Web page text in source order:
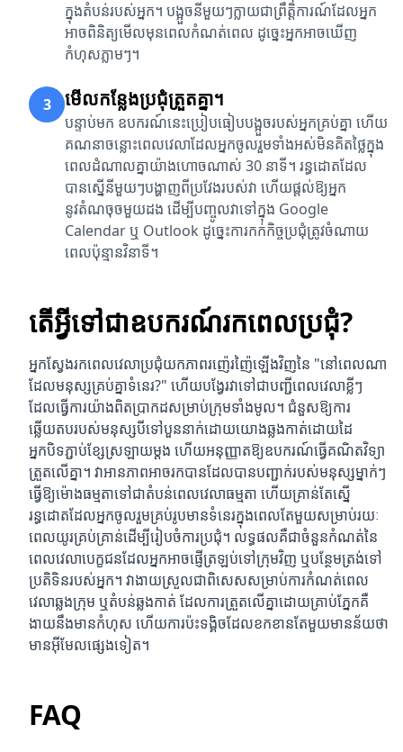
ក្នុងតំបន់របស់អ្នក។ បង្អួចនីមួយៗក្លាយជាព្រឹត្តិការណ៍ដែលអ្នក
អាចពិនិត្យមើលមុនពេលកំណត់ពេល ដូច្នេះអ្នកអាចឃើញ
កំហុសភ្លាមៗ។
3 មើលកន្លែងប្រជុំត្រួតគ្នា។
បន្ទាប់មក ឧបករណ៍នេះប្រៀបធៀបបង្អួចរបស់អ្នកគ្រប់គ្នា ហើយ
គណនាចន្លោះពេលវេលាដែលអ្នកចូលរួមទាំងអស់មិនគិតថ្លៃក្នុង
ពេលដំណាលគ្នាយ៉ាងហោចណាស់ 30 នាទី។ រន្ធដោតដែល
បានស្នើនីមួយៗបង្ហាញពីប្រវែងរបស់វា ហើយផ្តល់ឱ្យអ្នក
នូវតំណចុចមួយដង ដើម្បីបញ្ចូលវាទៅក្នុង Google
Calendar ឬ Outlook ដូច្នេះការកក់កិច្ចប្រជុំត្រូវចំណាយ
ពេលប៉ុន្មានវិនាទី។
តើ​អ្វី​ទៅ​ជា​ឧបករណ៍​រក​ពេល​ប្រជុំ?
អ្នកស្វែងរកពេលវេលាប្រជុំយកភាពរញ៉េរញ៉ៃឡើងវិញនៃ "នៅពេលណា
ដែលមនុស្សគ្រប់គ្នាទំនេរ?" ហើយបង្វែរវាទៅជាបញ្ជីពេលវេលាខ្លីៗ
ដែលធ្វើការយ៉ាងពិតប្រាកដសម្រាប់ក្រុមទាំងមូល។ ជំនួសឱ្យការ
ឆ្លើយតបរបស់មនុស្សបីទៅបួននាក់ដោយយោងឆ្លងកាត់ដោយដៃ
អ្នកបិទភ្ជាប់ខ្សែស្រឡាយម្តង ហើយអនុញ្ញាតឱ្យឧបករណ៍ធ្វើគណិតវិទ្យា
ត្រួតលើគ្នា។ វាអានភាពអាចរកបានដែលបានបញ្ជាក់របស់មនុស្សម្នាក់ៗ
ធ្វើឱ្យម៉ោងធម្មតាទៅជាតំបន់ពេលវេលាធម្មតា ហើយគ្រាន់តែស្នើ
រន្ធដោតដែលអ្នកចូលរួមគ្រប់រូបមានទំនេរក្នុងពេលតែមួយសម្រាប់រយៈ
ពេលយូរគ្រប់គ្រាន់ដើម្បីរៀបចំការប្រជុំ។ លទ្ធផល​គឺ​ជា​ចំនួន​កំណត់​នៃ​
ពេលវេលា​បេក្ខជន​ដែល​អ្នក​អាច​ផ្ញើ​ត្រឡប់​ទៅ​ក្រុម​វិញ ឬ​បន្ថែម​ត្រង់​ទៅ​
ប្រតិទិន​របស់​អ្នក។ វាងាយស្រួលជាពិសេសសម្រាប់ការកំណត់ពេល
វេលាឆ្លងក្រុម ឬតំបន់ឆ្លងកាត់ ដែលការត្រួតលើគ្នាដោយគ្រាប់ភ្នែកគឺ
ងាយនឹងមានកំហុស ហើយការប៉ះទង្គិចដែលខកខានតែមួយមានន័យថា
មានអ៊ីមែលផ្សេងទៀត។
FAQ